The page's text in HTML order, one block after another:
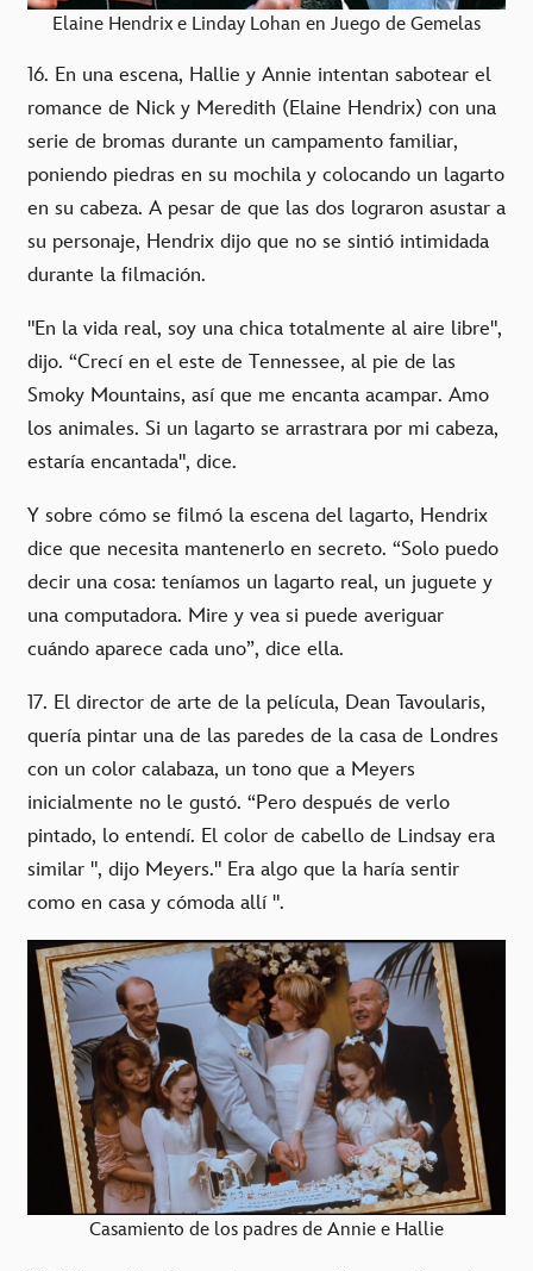
Elaine Hendrix e Linday Lohan en Juego de Gemelas
16. En una escena, Hallie y Annie intentan sabotear el
romance de Nick y Meredith (Elaine Hendrix) con una
serie de bromas durante un campamento familiar,
poniendo piedras en su mochila y colocando un lagarto
en su cabeza. A pesar de que las dos lograron asustar a
su personaje, Hendrix dijo que no se sintió intimidada
durante la filmación.
"En la vida real, soy una chica totalmente al aire libre",
dijo. “Crecí en el este de Tennessee, al pie de las
Smoky Mountains, así que me encanta acampar. Amo
los animales. Si un lagarto se arrastrara por mi cabeza,
estaría encantada", dice.
Y sobre cómo se filmó la escena del lagarto, Hendrix
dice que necesita mantenerlo en secreto. “Solo puedo
decir una cosa: teníamos un lagarto real, un juguete y
una computadora. Mire y vea si puede averiguar
cuándo aparece cada uno”, dice ella.
17. El director de arte de la película, Dean Tavoularis,
quería pintar una de las paredes de la casa de Londres
con un color calabaza, un tono que a Meyers
inicialmente no le gustó. “Pero después de verlo
pintado, lo entendí. El color de cabello de Lindsay era
similar ", dijo Meyers." Era algo que la haría sentir
como en casa y cómoda allí ".
Casamiento de los padres de Annie e Hallie